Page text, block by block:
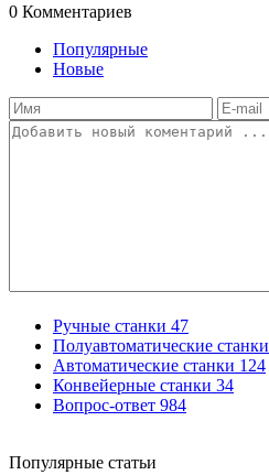
0 Комментариев
Популярные
Новые
Ручные станки 47
Полуавтоматические станки
Автоматические станки 124
Конвейерные станки 34
Вопрос-ответ 984
Популярные статьи